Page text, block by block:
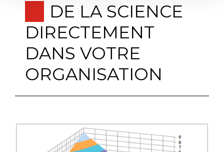
DE LA SCIENCE
DIRECTEMENT
DANS VOTRE
ORGANISATION